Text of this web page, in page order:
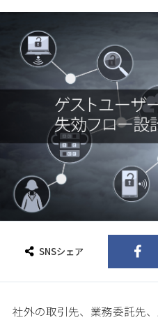
SNSシェア
社外の取引先、業務委託先